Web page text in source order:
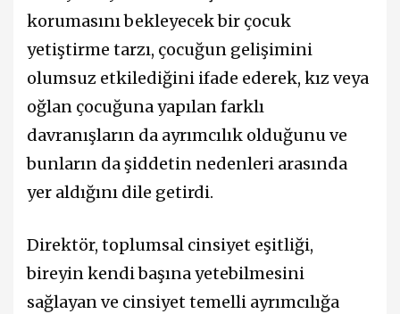
korumasını bekleyecek bir çocuk
yetiştirme tarzı, çocuğun gelişimini
olumsuz etkilediğini ifade ederek, kız veya
oğlan çocuğuna yapılan farklı
davranışların da ayrımcılık olduğunu ve
bunların da şiddetin nedenleri arasında
yer aldığını dile getirdi.
Direktör, toplumsal cinsiyet eşitliği,
bireyin kendi başına yetebilmesini
sağlayan ve cinsiyet temelli ayrımcılığa